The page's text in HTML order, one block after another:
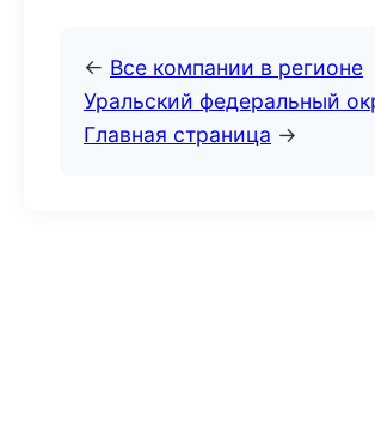
← Все компании в регионе
Уральский федеральный
Главная страница →